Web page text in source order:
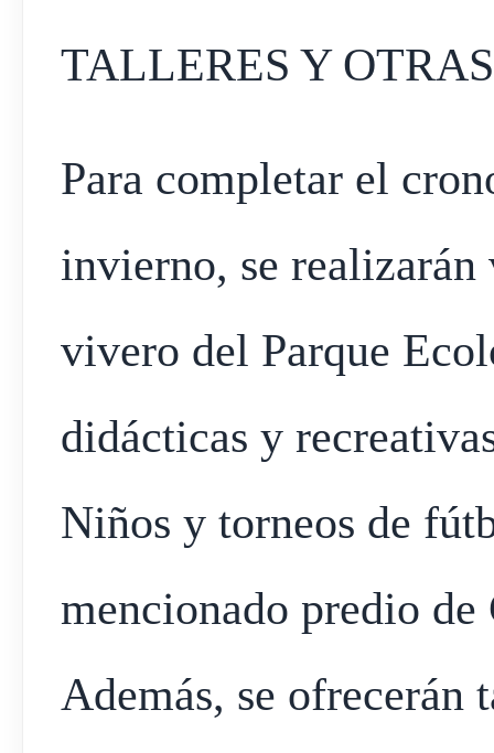
TALLERES Y
Para completar el
invierno, se
vivero del Parque
didácticas y
Niños y torneos de
mencionado predio de
Además, se ofrecerán